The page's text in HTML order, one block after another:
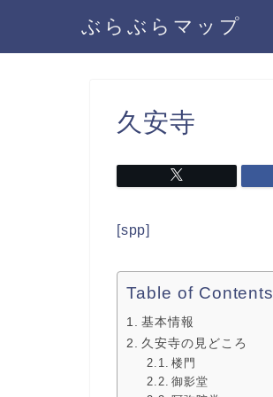
ぶらぶらマップ
久安寺
[spp]
Table of Contents
基本情報
久安寺の見どころ
楼門
御影堂